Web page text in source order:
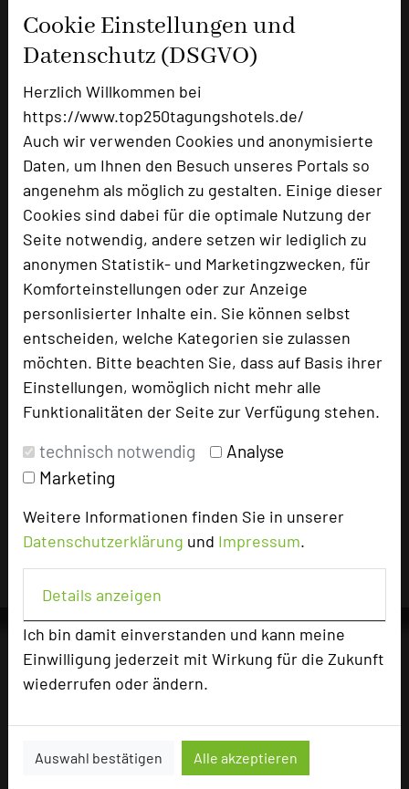
Cookie Einstellungen und
Datenschutz (DSGVO)
Herzlich Willkommen bei
https://www.top250tagungshotels.de/
Auch wir verwenden Cookies und anonymisierte
Daten, um Ihnen den Besuch unseres Portals so
angenehm als möglich zu gestalten. Einige dieser
Cookies sind dabei für die optimale Nutzung der
Seite notwendig, andere setzen wir lediglich zu
anonymen Statistik- und Marketingzwecken, für
Komforteinstellungen oder zur Anzeige
personlisierter Inhalte ein. Sie können selbst
entscheiden, welche Kategorien sie zulassen
möchten. Bitte beachten Sie, dass auf Basis ihrer
Einstellungen, womöglich nicht mehr alle
Funktionalitäten der Seite zur Verfügung stehen.
technisch notwendig
Analyse
Marketing
Weitere Informationen finden Sie in unserer
Datenschutzerklärung und Impressum.
Details anzeigen
Ich bin damit einverstanden und kann meine
Einwilligung jederzeit mit Wirkung für die Zukunft
wiederrufen oder ändern.
Auswahl bestätigen Alle akzeptieren
Ausstellungsfläche
Zimmer
Doppelzimmer
Einzelzimmer
Juniorsuiten
Besonders geeignet für
Seminar, Klausur, Event
2194 Seiten dieses Hotels wurden in den
vergangenen 30 Tagen auf diesem Portal aufgerufen.
Impressum zum Hotel
Für die Verwendung der Bilder haben die jeweiligen Hotels die
Nutzungsrechte für dieses Portal eingeräumt und sind dafür
verantwortlich.
Die Idee
Über uns
Mission